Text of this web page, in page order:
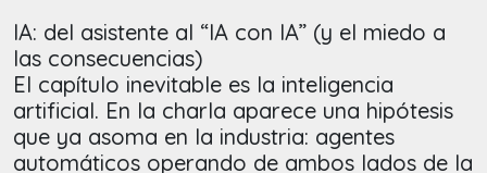
IA: del asistente al “IA con IA” (y el miedo a
las consecuencias)
El capítulo inevitable es la inteligencia
artificial. En la charla aparece una hipótesis
que ya asoma en la industria: agentes
automáticos operando de ambos lados de la